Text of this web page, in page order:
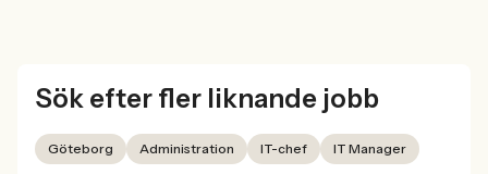
Sök efter fler liknande jobb
Göteborg Administration IT-chef IT Manager